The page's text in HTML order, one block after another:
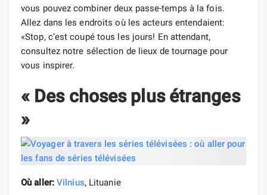
vous pouvez combiner deux passe-temps à la fois.
Allez dans les endroits où les acteurs entendaient:
«Stop, c’est coupé tous les jours! En attendant,
consultez notre sélection de lieux de tournage pour
vous inspirer.
« Des choses plus étranges
»
Où aller: Vilnius, Lituanie